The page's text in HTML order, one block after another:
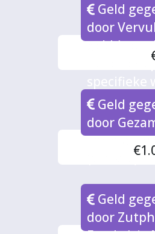
Geld
door
geld
donaties
Geld
door
Sociale
(via MIZ)
Geld
door